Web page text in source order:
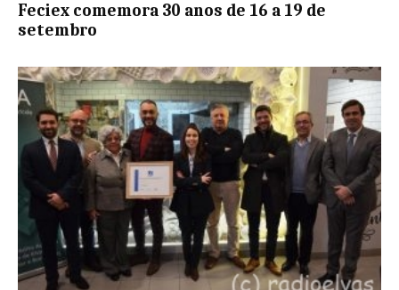
Feciex comemora 30 anos de 16 a 19 de
setembro